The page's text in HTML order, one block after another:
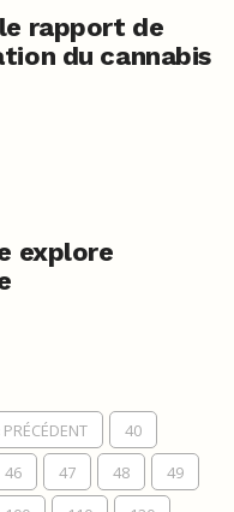
rapport de
du cannabis
explore
PRÉCÉDENT
40
46 47 48
49